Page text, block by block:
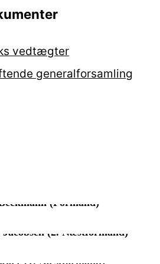
vedtægter
generalforsamling
(formand)
(2. Næstformand)
(1. Næstformand)